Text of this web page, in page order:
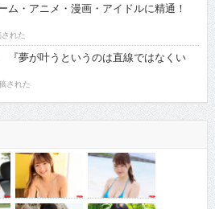
・アニメ・漫画・アイドルに精通！
れた
夢が叶うというのは直線ではなくい
された